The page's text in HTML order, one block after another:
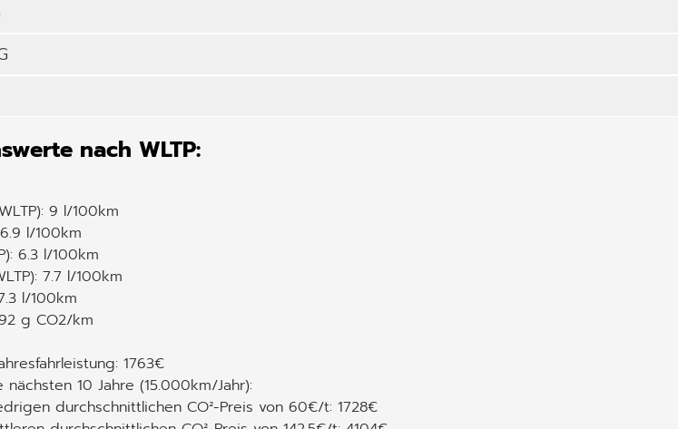
nach WLTP:
9 l/100km
l/100km
6.3 l/100km
7.7 l/100km
l/100km
g CO2/km
1763€
10 Jahre (15.000km/Jahr):
durchschnittlichen CO²-Preis von 60€/t: 1728€